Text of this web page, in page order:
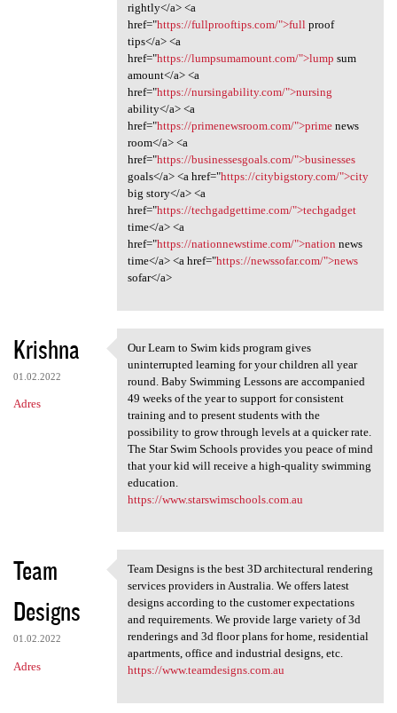
rightly</a> <a
href="https://fullprooftips.com/">fullproof
tips</a> <a
href="https://lumpsumamount.com/">lump sum
amount</a> <a
href="https://nursingability.com/">nursing
ability</a> <a
href="https://primenewsroom.com/">primenews
room</a> <a
href="https://businessesgoals.com/">businesses
goals</a> <a href="https://citybigstory.com/">city
big story</a> <a
href="https://techgadgettime.com/">techgadget
time</a> <a
href="https://nationnewstime.com/">nation news
time</a> <a href="https://newssofar.com/">news
sofar</a>
Krishna
01.02.2022
Adres
Our Learn to Swim kids
Our Learn to Swim kids program gives
uninterrupted learning for your children all year
round. Baby Swimming Lessons are accompanied
49 weeks of the year to support for consistent
training and to present students with the
possibility to grow through levels at a quicker rate.
The Star Swim Schools provides you peace of mind
that your kid will receive a high-quality swimming
education.
https://www.starswimschools.com.au
Team
Designs
01.02.2022
Adres
Team Designs is the best 3D
Team Designs is the best 3D architectural rendering
services providers in Australia. We offers latest
designs according to the customer expectations
and requirements. We provide large variety of 3d
renderings and 3d floor plans for home, residential
apartments, office and industrial designs, etc.
https://www.teamdesigns.com.au